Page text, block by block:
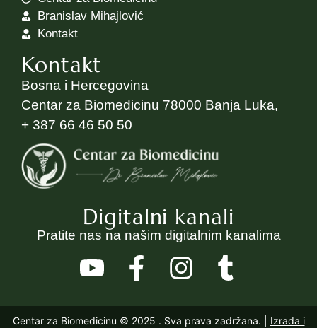
Branislav Mihajlović
Kontakt
Kontakt
Bosna i Hercegovina
Centar za Biomedicinu 78000 Banja Luka,
+ 387 66 46 50 50
Digitalni kanali
Pratite nas na našim digitalnim kanalima
Centar za Biomedicinu © 2025 . Sva prava zadržana. | Izrada i